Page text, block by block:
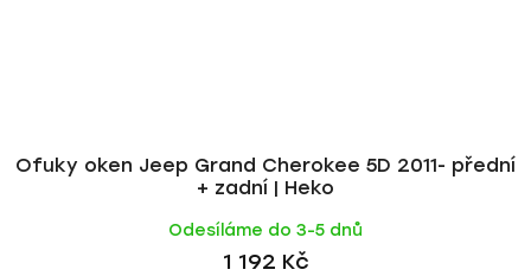
Ofuky oken Jeep Grand Cherokee 5D 2011- přední
+ zadní | Heko
Odesíláme do 3-5 dnů
1 192 Kč